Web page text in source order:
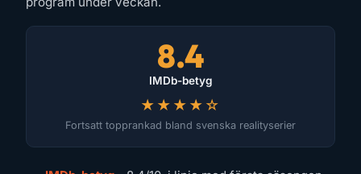
8.4
IMDb-betyg
★★★★☆
Fortsatt topprankad bland svenska realityserier